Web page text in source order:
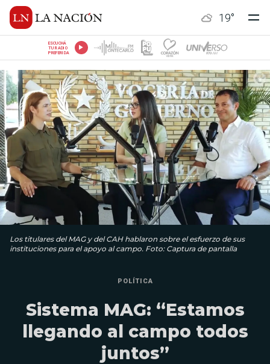
19°
ESCUCHÁ
TU RADIO
PREFERIDA
Los titulares del MAG y del CAH hablaron sobre el esfuerzo de sus
instituciones para el apoyo al campo. Foto: Captura de pantalla
POLÍTICA
Sistema MAG: “Estamos
llegando al campo todos
juntos”